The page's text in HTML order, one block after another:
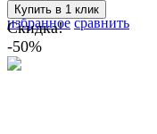
избранное сравнить
Скидка!
-50%